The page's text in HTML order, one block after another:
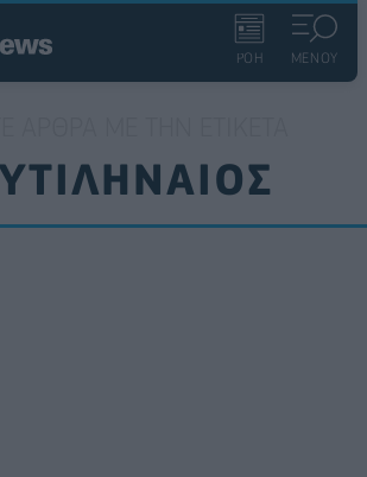
ΡΟΗ ΜΕΝΟΥ